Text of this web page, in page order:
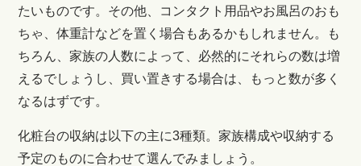
たいものです。その他、コンタクト用品やお風呂のおも
ちゃ、体重計などを置く場合もあるかもしれません。も
ちろん、家族の人数によって、必然的にそれらの数は増
えるでしょうし、買い置きする場合は、もっと数が多く
なるはずです。
化粧台の収納は以下の主に3種類。家族構成や収納する
予定のものに合わせて選んでみましょう。